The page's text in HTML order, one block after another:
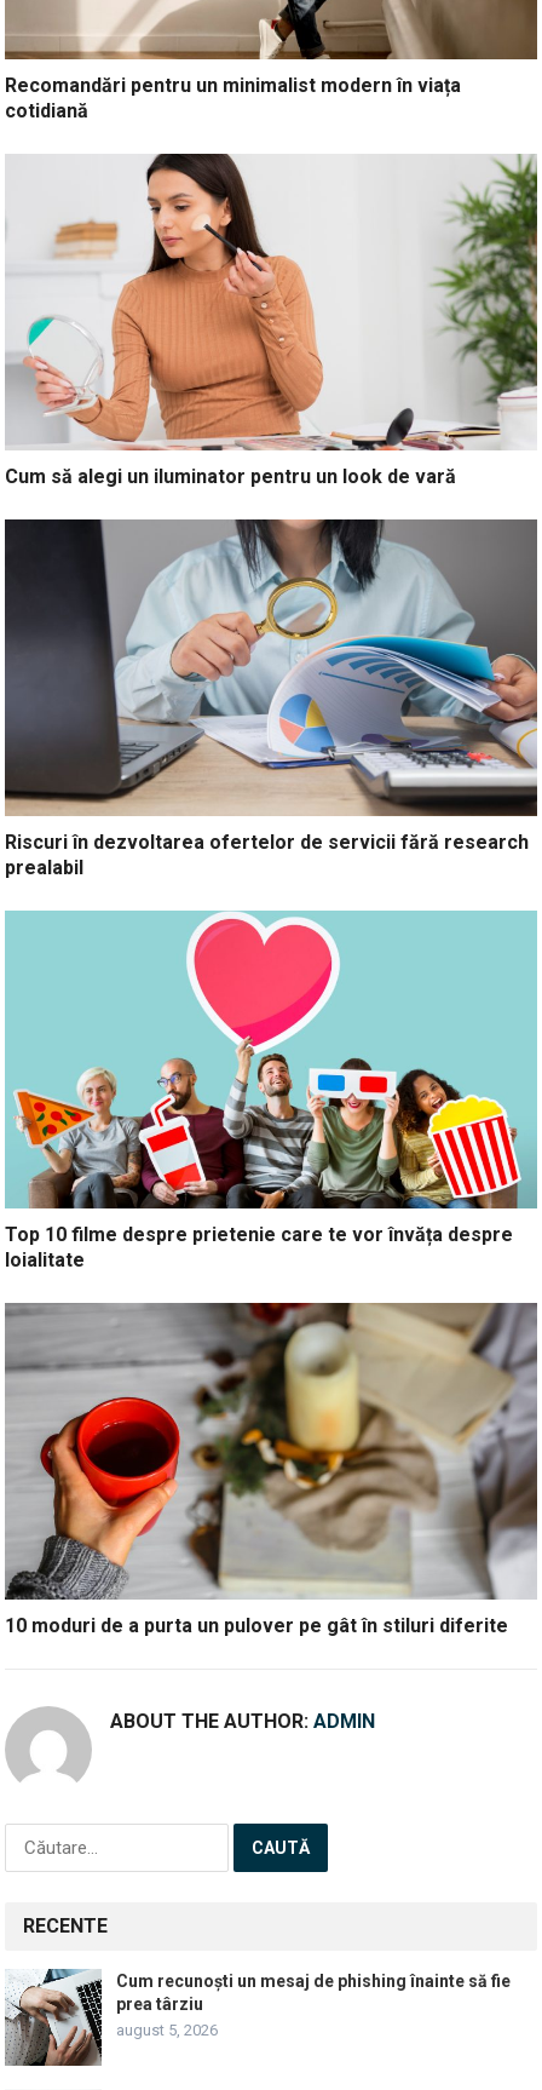
Recomandări pentru un minimalist modern în viața
cotidiană
Cum să alegi un iluminator pentru un look de vară
Riscuri în dezvoltarea ofertelor de servicii fără research
prealabil
Top 10 filme despre prietenie care te vor învăța despre
loialitate
10 moduri de a purta un pulover pe gât în stiluri diferite
ABOUT THE AUTHOR:ADMIN
Caută
RECENTE
Cum recunoști un mesaj de phishing înainte să fie
prea târziu
august 5, 2026